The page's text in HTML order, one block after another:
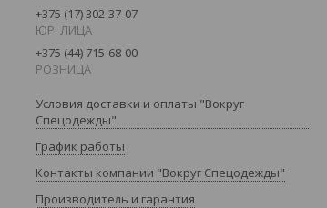
+375 (17) 302-37-07
ЮР. ЛИЦА
+375 (44) 715-68-00
РОЗНИЦА
Условия доставки и оплаты "Вокруг
Спецодежды"
График работы
Контакты компании "Вокруг Спецодежды"
Производитель и гарантия